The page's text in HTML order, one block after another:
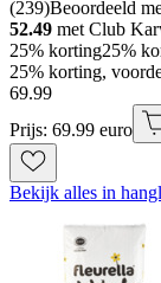
(239)Beoordeeld
52.49 met Club
25% korting25%
25% korting,
69.99
Prijs: 69.99 euro
Bekijk alles in